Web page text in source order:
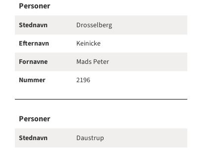
Personer
Stednavn
Drosselberg
Efternavn
Keinicke
Fornavne
Mads Peter
Nummer
2196
Personer
Stednavn
Daustrup